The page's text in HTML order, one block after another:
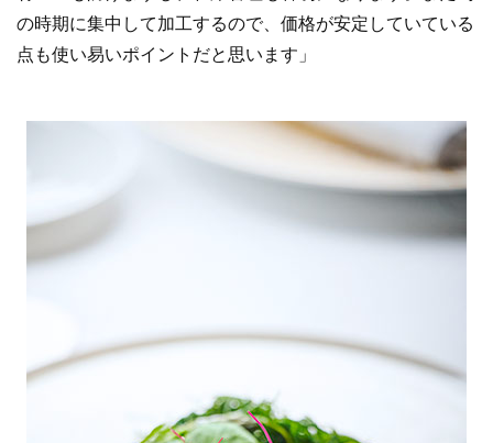
の時期に集中して加工するので、価格が安定していている
点も使い易いポイントだと思います」